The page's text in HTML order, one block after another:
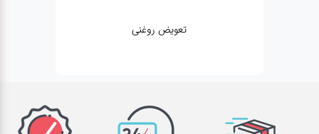
تعویض روغنی